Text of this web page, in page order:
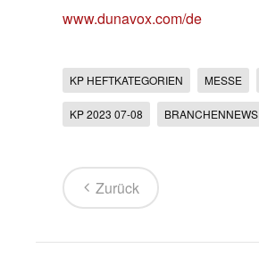
www.dunavox.com/de
KP HEFTKATEGORIEN MESSE
KP 2023 07-08 BRANCHENNEWS
Zurück